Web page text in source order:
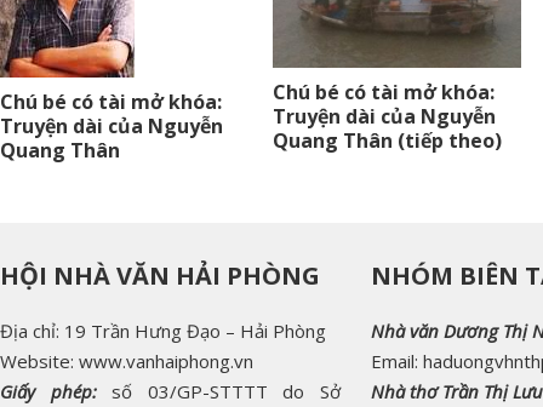
Chú bé có tài mở khóa:
Truyện dài của Nguyễn
Quang Thân
Chú bé có tài mở khóa:
Truyện dài của Nguyễn
Quang Thân (tiếp theo)
HỘI NHÀ VĂN HẢI PHÒNG
Địa chỉ: 19 Trần Hưng Đạo – Hải Phòng
Website: www.vanhaiphong.vn
Giấy phép:
số 03/GP-STTTT do Sở
NHÓM BIÊN
Nhà văn Dương Thị
Email:
Nhà thơ Trần Thị